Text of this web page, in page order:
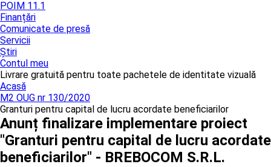
POIM 11.1
Finanțări
Comunicate de presă
Servicii
Știri
Contul meu
Livrare gratuită pentru toate pachetele de identitate vizuală
Acasă
M2 OUG nr 130/2020
Granturi pentru capital de lucru acordate beneficiarilor
Anunț finalizare implementare proiect
"Granturi pentru capital de lucru acordate
beneficiarilor" - BREBOCOM S.R.L.